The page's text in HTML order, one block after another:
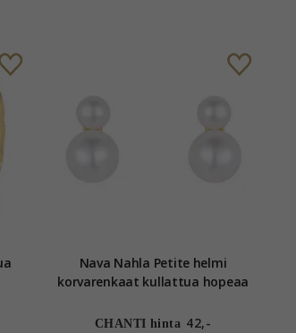
Nava Nahla Petite helmi
korvarenkaat kullattua hopeaa
CHANTI hinta 42,-